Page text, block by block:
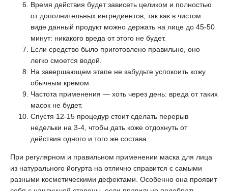
Время действия будет зависеть целиком и полностью
от дополнительных ингредиентов, так как в чистом
виде данный продукт можно держать на лице до 45-50
минут: никакого вреда от этого не будет.
Если средство было приготовлено правильно, оно
легко смоется водой.
На завершающем этапе не забудьте успокоить кожу
обычным кремом.
Частота применения — хоть через день: вреда от таких
масок не будет.
Спустя 12-15 процедур стоит сделать перерыв
недельки на 3-4, чтобы дать коже отдохнуть от
действия одного и того же состава.
При регулярном и правильном применении маска для лица
из натурального йогурта на отлично справится с самыми
разными косметическими дефектами. Особенно она проявит